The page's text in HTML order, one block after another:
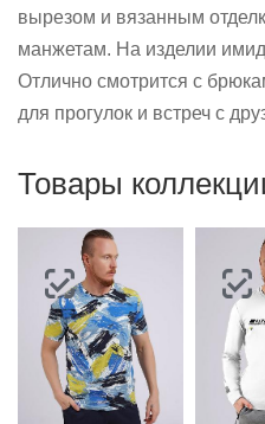
вырезом и вязанным
манжетам. На изделии
Отлично смотрится с
для прогулок и встреч с
Товары